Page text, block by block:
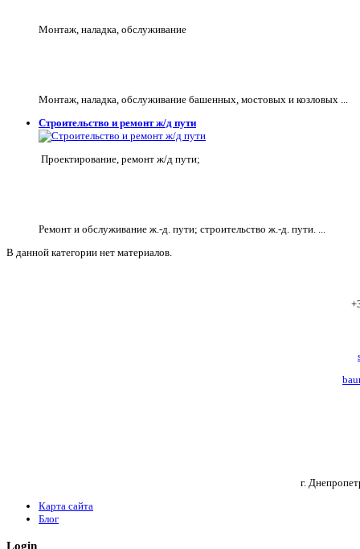
Монтаж, наладка, обслуживание
Монтаж, наладка, обслуживание башенных, мостовых и козловых ...
Строительство и ремонт ж/д пути
Проектирование, ремонт ж/д пути;
Ремонт и обслуживание ж.-д. пути; строительство ж.-д. пути. ...
В данной категории нет материалов.
г.
Карта сайта
Блог
Login